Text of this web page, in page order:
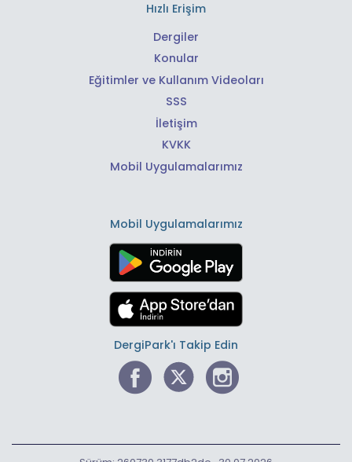
Hızlı Erişim
Dergiler
Konular
Eğitimler ve Kullanım Videoları
SSS
İletişim
KVKK
Mobil Uygulamalarımız
Mobil Uygulamalarımız
DergiPark'ı Takip Edin